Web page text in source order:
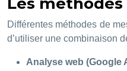
Différentes méthodes de
d’utiliser une combinaison
Analyse web (Google